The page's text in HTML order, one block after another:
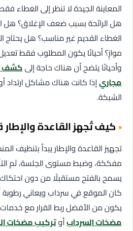
المعاينة الجيدة لا تنظر إلى الغطاء
هل الرائحة بسبب ضعف الإغلاق؟ هل
الغطاء القديم غير مناسب؟ هل
موازٍ؟ أحيانًا يكون المطلوب فقط
وأحيانًا يتضح أن هناك حاجة إلىكشف
مجاريإذا كانت هناك مشاكل ارتداد
الشبكة.
كيف تُجهز القاعدة والإطار
تجهيز القاعدة والإطار يبدأ بتنظيف
مفككة، وضبط مستوى الجلسة، ثم
يسمح بالفتح مستقبلًا من دون احتكاك
كان الموقع في سرداب ويعاني
يكون من الأفضل ربط القرار مع
مضخات السردابأوتركيب مضخات